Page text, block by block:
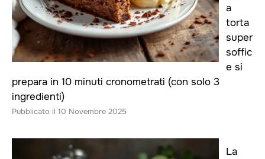
a
torta
super
soffic
e si
prepara in 10 minuti cronometrati (con solo 3
ingredienti)
10 Novembre 2025
La